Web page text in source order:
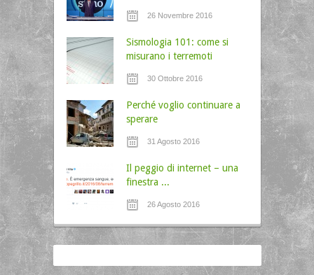
26 Novembre 2016
Sismologia 101: come si
misurano i terremoti
30 Ottobre 2016
Perché voglio continuare a
sperare
31 Agosto 2016
Il peggio di internet – una
finestra ...
26 Agosto 2016